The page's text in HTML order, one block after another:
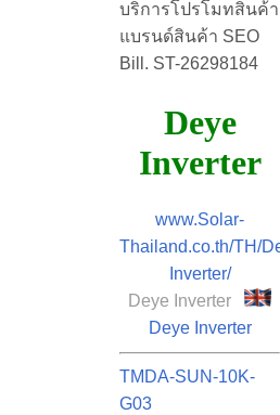
บริการโปรโมทสินค้า
แบรนด์สินค้า SEO
Bill. ST-26298184
Deye
Inverter
www.Solar-
Thailand.co.th/TH/
Inverter/
Deye Inverter
Deye Inverter
TMDA-SUN-10K-
G03